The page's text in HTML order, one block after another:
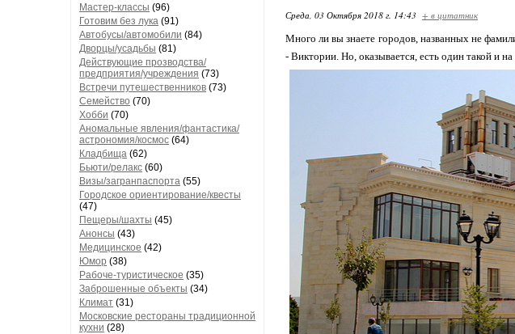
Мастер-классы (96)
Готовим без лука (91)
Автобусы/автомобили (84)
Дворцы/усадьбы (81)
Действующие прозводства/
предприятия/учреждения (73)
Встречи путешественников (73)
Семейство (70)
Хобби (70)
Аномальные явления/фантастика/
астрономия/космос (64)
Кладбища (62)
Бьюти/релакс (60)
Визы/загранпаспорта (55)
Городское ориентирование/квесты
(47)
Пещеры/шахты (45)
Анонсы (43)
Медицинское (42)
Юмор (38)
Рабоче-туристическое (35)
Заброшенные объекты (34)
Климат (31)
Московские рестораны традиционной
кухни (28)
Среда, 03 Октября 2018 г. 14:43 + в цитатник
Много ли вы знаете городов, названных не
- Виктории. Но, оказывается, есть один такой и